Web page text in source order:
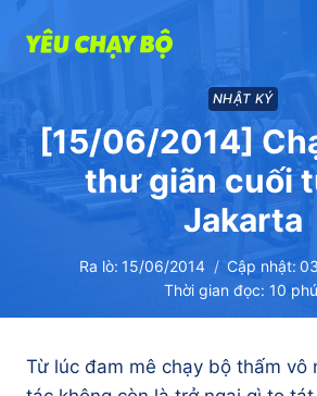
NHẬT KÝ
[15/06/2014]
thư giãn cuối
Jakarta
Ra lò: 15/06/2014 Cập nhật:
Thời gian đọc: 10
Từ lúc đam mê chạy bộ thấm vô